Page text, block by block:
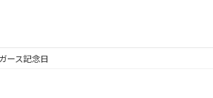
ース記念日